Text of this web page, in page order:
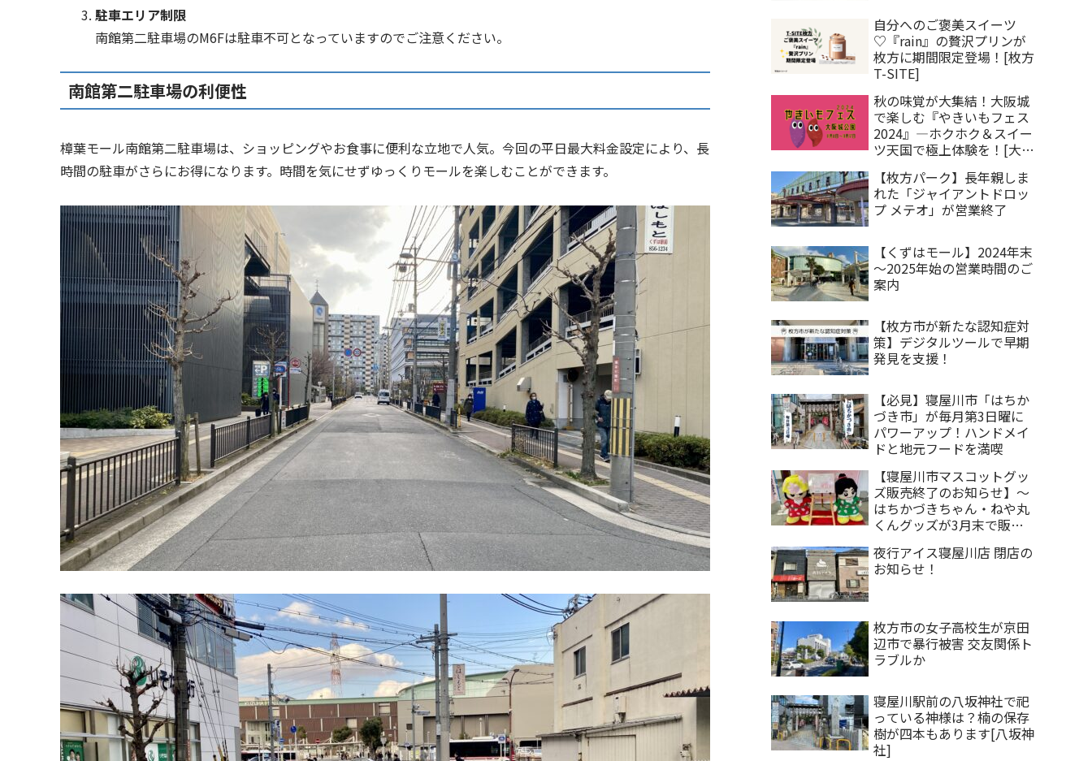
駐車エリア制限
南館第二駐車場のM6Fは駐車不可となっていますのでご注意ください。
南館第二駐車場の利便性
樟葉モール南館第二駐車場は、ショッピングやお食事に便利な立地で人気。今回の平日最大料金設定により、長
時間の駐車がさらにお得になります。時間を気にせずゆっくりモールを楽しむことができます。
自分へのご褒美スイーツ
♡『rain』の贅沢プリンが
枚方に期間限定登場！[枚方
T-SITE]
秋の味覚が大集結！大阪城
で楽しむ『やきいもフェス
2024』―ホクホク＆スイー
ツ天国で極上体験を！[大阪
【枚方パーク】長年親しま
れた「ジャイアントドロッ
プ メテオ」が営業終了
【くずはモール】2024年末
～2025年始の営業時間のご
案内
【枚方市が新たな認知症対
策】デジタルツールで早期
発見を支援！
【必見】寝屋川市「はちか
づき市」が毎月第3日曜に
パワーアップ！ハンドメイ
ドと地元フードを満喫
【寝屋川市マスコットグッ
ズ販売終了のお知らせ】～
はちかづきちゃん・ねや丸
くんグッズが3月末で販売
夜行アイス寝屋川店 閉店の
お知らせ！
枚方市の女子高校生が京田
辺市で暴行被害 交友関係ト
ラブルか
寝屋川駅前の八坂神社で祀
っている神様は？楠の保存
樹が四本もあります[八坂神
社]